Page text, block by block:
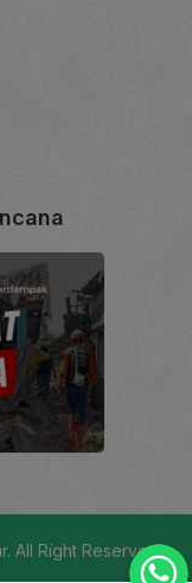
. All Right Reserved.